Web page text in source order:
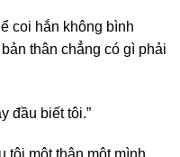
coi hắn không bình
thân chẳng có gì phải
đầu biết tôi.”